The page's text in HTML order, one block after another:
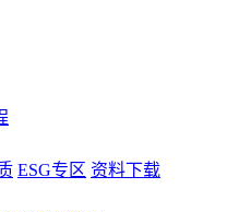
ESG专区 资料下载